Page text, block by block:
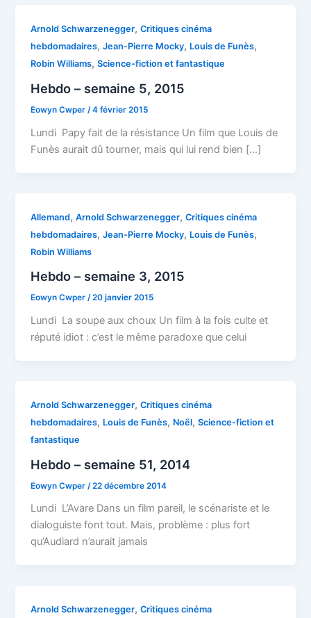
Arnold Schwarzenegger,Critiques cinéma
hebdomadaires,Jean-Pierre Mocky, Louis de Funès,
Robin Williams,Science-fiction et fantastique
Hebdo – semaine 5, 2015
Eowyn Cwper/4 février 2015
Lundi Papy fait de la résistance Un film que Louis de
Funès aurait dû tourner, mais qui lui rend bien […]
Allemand,Arnold Schwarzenegger,Critiques cinéma
hebdomadaires,Jean-Pierre Mocky, Louis de Funès,
Robin Williams
Hebdo – semaine 3, 2015
Eowyn Cwper/20 janvier 2015
Lundi La soupe aux choux Un film à la fois culte et
réputé idiot : c’est le même paradoxe que celui
Arnold Schwarzenegger,Critiques cinéma
hebdomadaires, Louis de Funès, Noël,Science-fiction et
fantastique
Hebdo – semaine 51, 2014
Eowyn Cwper /22 décembre 2014
Lundi L’Avare Dans un film pareil, le scénariste et le
dialoguiste font tout. Mais, problème : plus fort
qu’Audiard n’aurait jamais
Arnold Schwarzenegger,Critiques cinéma